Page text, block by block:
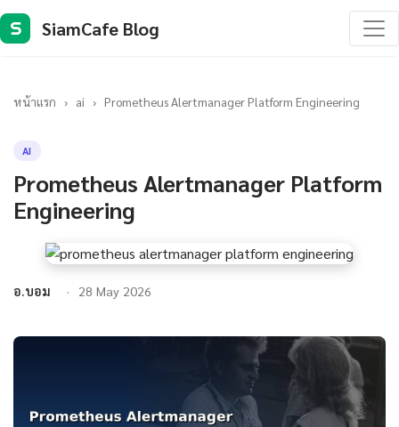
S SiamCafe Blog
หน้าแรก › ai › Prometheus Alertmanager Platform Engineering
AI
Prometheus Alertmanager Platform
Engineering
อ.บอม 28 May 2026